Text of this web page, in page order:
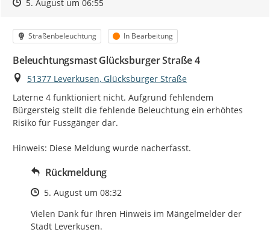
Zeitpunkt des Erstellens
Zeitpunkt des Erstellens
5. August um 06:55Zur Äußerung
Kategorie
Straßenbeleuchtung Status
In Bearbeitung
Beleuchtungsmast Glücksburger Straße 4
Ort
51377 Leverkusen, Glücksburger Straße
Laterne 4 funktioniert nicht. Aufgrund fehlendem
Bürgersteig stellt die fehlende Beleuchtung ein erhöhtes
Risiko für Fussgänger dar.
Hinweis: Diese Meldung wurde nacherfasst.
Rückmeldung
Zeitpunkt des Erstellens
5. August um 08:32
Vielen Dank für Ihren Hinweis im Mängelmelder der
Stadt Leverkusen.